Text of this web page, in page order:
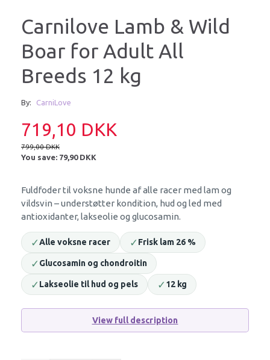
Carnilove Lamb & Wild
Boar for Adult All
Breeds 12 kg
By: CarniLove
719,10 DKK
799,00 DKK
You save: 79,90 DKK
Fuldfoder til voksne hunde af alle racer med lam og
vildsvin – understøtter kondition, hud og led med
antioxidanter, lakseolie og glucosamin.
✓Alle voksne racer ✓Frisk lam 26 %
✓Glucosamin og chondroitin
✓Lakseolie til hud og pels ✓12 kg
View full description